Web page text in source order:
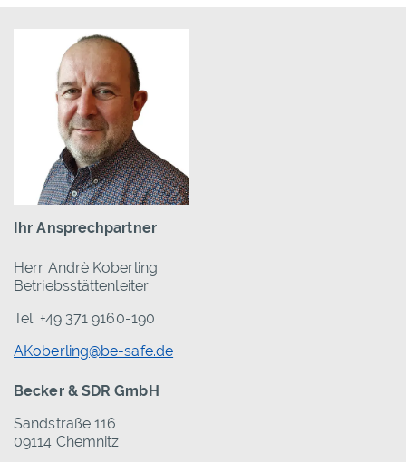
Ihr Ansprechpartner
Herr Andrè Koberling
Betriebsstättenleiter
Tel: +49 371 9160-190
AKoberling@be-safe.de
Becker & SDR GmbH
Sandstraße 116
09114 Chemnitz